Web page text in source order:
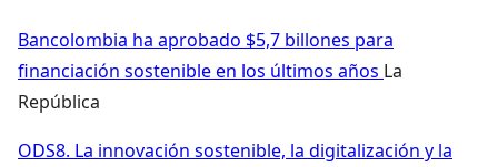
Bancolombia ha aprobado $5,7 billones para
financiación sostenible en los últimos años La
República
ODS8. La innovación sostenible, la digitalización y la